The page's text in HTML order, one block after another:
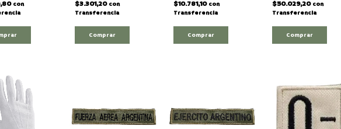
con
$3.301,20 con
Transferencia
Comprar
$10.781,10 con
Transferencia
Comprar
$50.029,20 con
Transferencia
Comprar